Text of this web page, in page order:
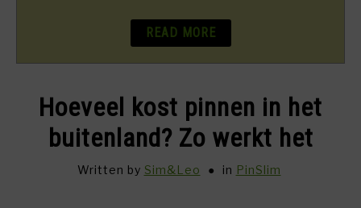
READ MORE
Hoeveel kost pinnen in het
buitenland? Zo werkt het
Written by Sim&Leo in PinSlim